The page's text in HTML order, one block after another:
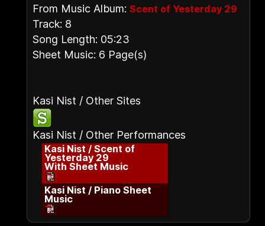
From Music Album: Scent of Yesterday 29
Track: 8
Song Length: 05:23
Sheet Music: 6 Page(s)
Kasi Nist / Other Sites
Kasi Nist / Other Performances
Kasi Nist / Scent of
Yesterday 29
With Sheet Music
Kasi Nist / Piano Sheet
Music